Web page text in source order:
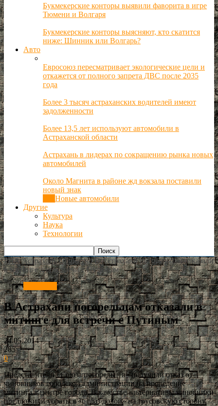
Букмекерские конторы выявили фаворита в игре
Тюмени и Волгаря
Букмекерские конторы выясняют, кто скатится
ниже: Шинник или Волгарь?
Авто
Евросоюз пересматривает экологические цели и
откажется от полного запрета ДВС после 2035
года
Более 3 тысяч астраханских водителей имеют
задолженности
Более 13,5 лет используют автомобили в
Астраханской области
Астрахань в лидерах по сокращению рынка новых
автомобилей
Около Магнита в районе жд вокзала поставили
новый знак
Новые автомобили
Другие
Культура
Наука
Технологии
РИА Астрахань Общество В Астрахани погорельцам отказали
в митинге для встречи с Путиным
В Астрахани погорельцам отказали в
митинге для встречи с Путиным
24.05.2014
285
0
Представители «Союза погорельцев» получили отказ от
чиновников городской администрации на проведение
митинга в центре города. В качестве альтернативы чиновники
предложили убраться «с глаз долой» на трусовскую сторону